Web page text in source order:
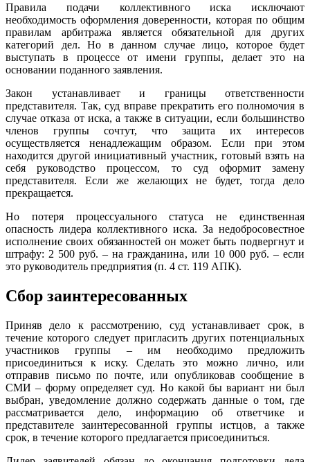
Правила подачи коллективного иска исключают
необходимость оформления доверенности, которая по общим
правилам арбитража является обязательной для других
категорий дел. Но в данном случае лицо, которое будет
выступать в процессе от имени группы, делает это на
основании поданного заявления.
Закон устанавливает и границы ответственности
представителя. Так, суд вправе прекратить его полномочия в
случае отказа от иска, а также в ситуации, если большинство
членов группы сочтут, что защита их интересов
осуществляется ненадлежащим образом. Если при этом
находится другой инициативный участник, готовый взять на
себя руководство процессом, то суд оформит замену
представителя. Если же желающих не будет, тогда дело
прекращается.
Но потеря процессуального статуса не единственная
опасность лидера коллективного иска. За недобросовестное
исполнение своих обязанностей он может быть подвергнут и
штрафу: 2 500 руб. – на гражданина, или 10 000 руб. – если
это руководитель предприятия (п. 4 ст. 119 АПК).
Сбор заинтересованных
Приняв дело к рассмотрению, суд устанавливает срок, в
течение которого следует пригласить других потенциальных
участников группы – им необходимо предложить
присоединиться к иску. Сделать это можно лично, или
отправив письмо по почте, или опубликовав сообщение в
СМИ – форму определяет суд. Но какой бы вариант ни был
выбран, уведомление должно содержать данные о том, где
рассматривается дело, информацию об ответчике и
представителе заинтересованной группы истцов, а также
срок, в течение которого предлагается присоединиться.